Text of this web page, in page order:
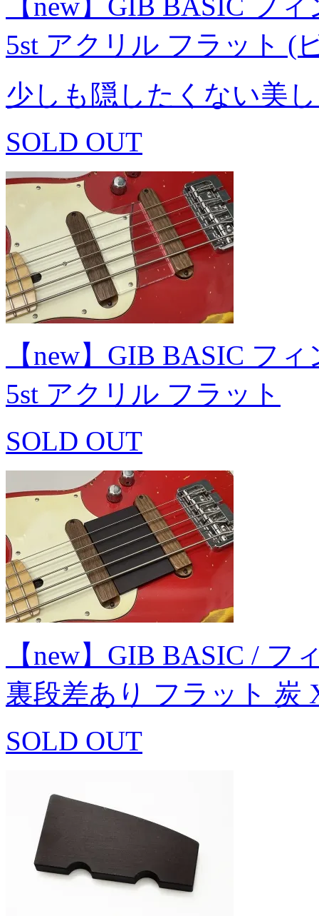
5st アクリル フラット (
少しも隠したくない美
SOLD OUT
【new】GIB BASIC フ
5st アクリル フラット
SOLD OUT
【new】GIB BASIC / フ
裏段差あり フラット 炭
SOLD OUT